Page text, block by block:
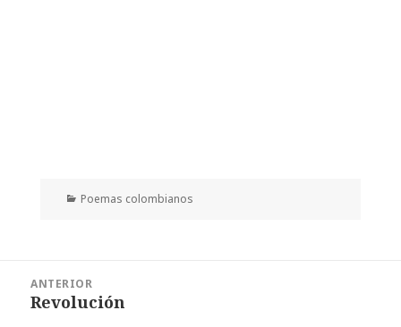
Categorías
Poemas colombianos
entradas
ANTERIOR
Entrada
Revolución